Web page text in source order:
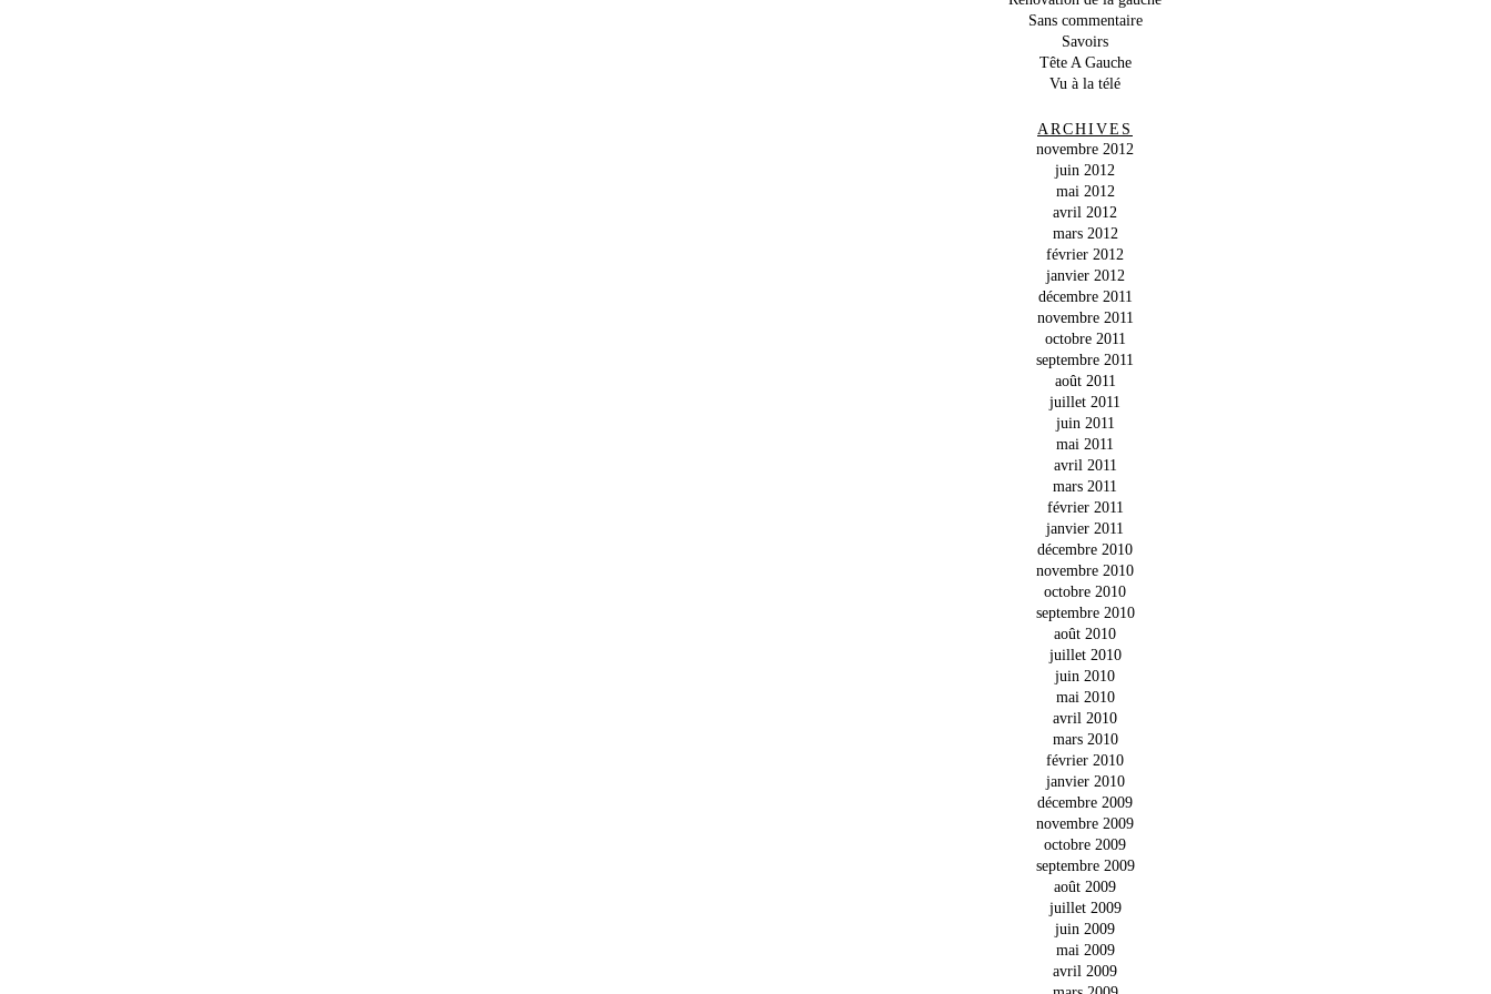
Sans commentaire
Savoirs
Tête A Gauche
Vu à la télé
ARCHIVES
novembre 2012
juin 2012
mai 2012
avril 2012
mars 2012
février 2012
janvier 2012
décembre 2011
novembre 2011
octobre 2011
septembre 2011
août 2011
juillet 2011
juin 2011
mai 2011
avril 2011
mars 2011
février 2011
janvier 2011
décembre 2010
novembre 2010
octobre 2010
septembre 2010
août 2010
juillet 2010
juin 2010
mai 2010
avril 2010
mars 2010
février 2010
janvier 2010
décembre 2009
novembre 2009
octobre 2009
septembre 2009
août 2009
juillet 2009
juin 2009
mai 2009
avril 2009